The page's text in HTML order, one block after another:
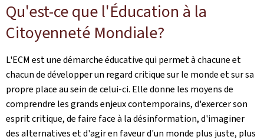
Qu'est-ce que l'Éducation à la
Citoyenneté Mondiale?
L'ECM est une démarche éducative qui permet à chacune et
chacun de développer un regard critique sur le monde et sur sa
propre place au sein de celui-ci. Elle donne les moyens de
comprendre les grands enjeux contemporains, d'exercer son
esprit critique, de faire face à la désinformation, d'imaginer
des alternatives et d'agir en faveur d'un monde plus juste, plus